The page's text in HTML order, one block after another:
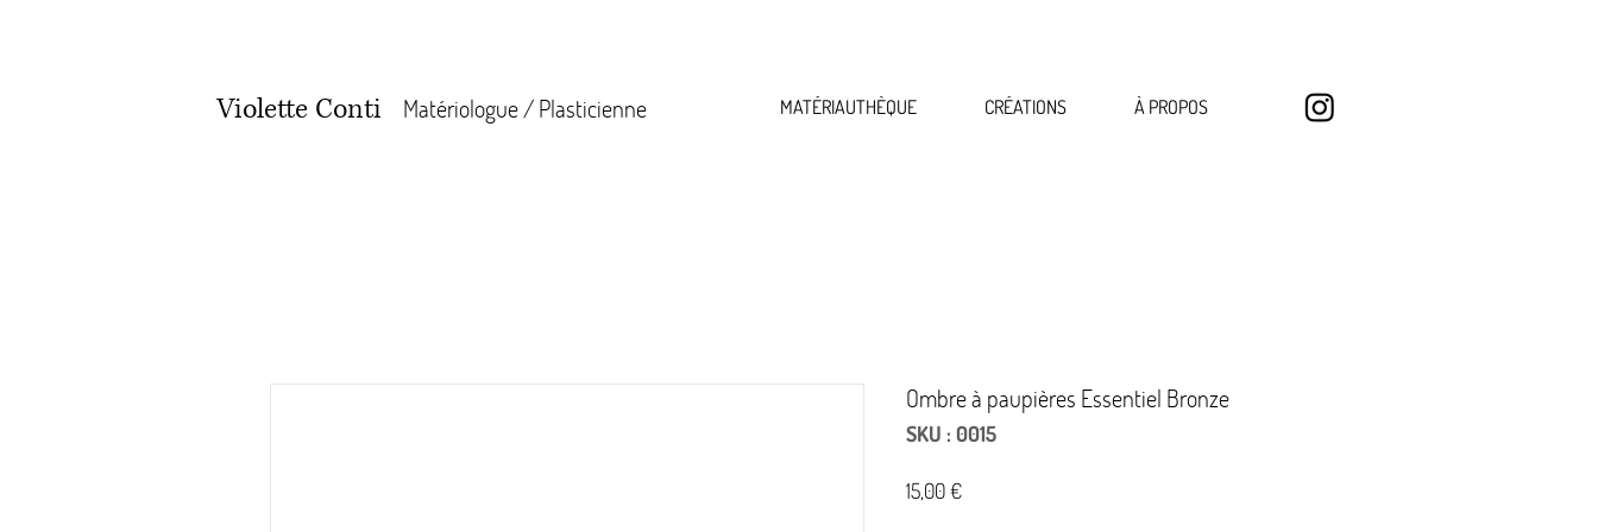
Violette Conti Matériologue / Plasticienne MATÉRIAUTHÈQUE CRÉATIONS À PROPOS
Ombre à paupières Essentiel Bronze
SKU : 0015
15,00 €Prix